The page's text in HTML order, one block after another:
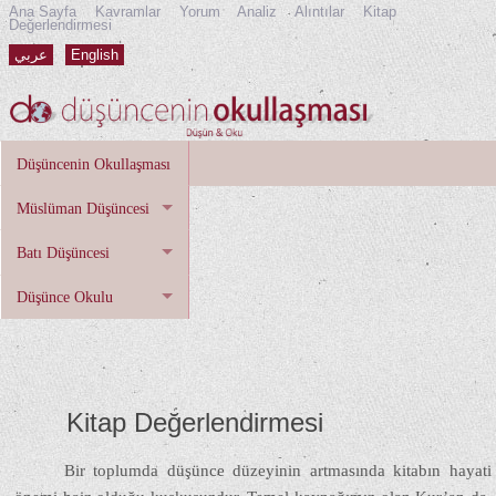
Ana Sayfa Kavramlar Yorum Analiz Alıntılar
Kitap
Değerlendirmesi
عربي
English
Düşüncenin Okullaşması
Müslüman Düşüncesi
Batı Düşüncesi
Düşünce Okulu
Kitap Değerlendirmesi
Bir toplumda düşünce düzeyinin artmasında kitabın hayati